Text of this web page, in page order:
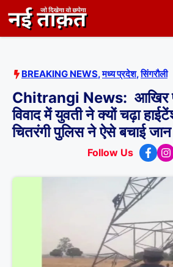
to
content
BREAKING NEWS,मध्य प्रदेश,सिंगरौली
Chitrangi News: आखिर
विवाद में युवती ने क्यों चढ़ा
चितरंगी पुलिस ने ऐसे बचाई जान
Follow Us